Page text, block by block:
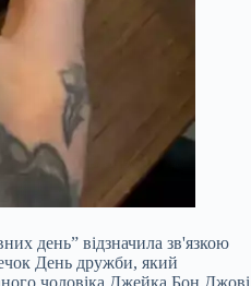
день” відзначила зв'язкою
День дружби, який